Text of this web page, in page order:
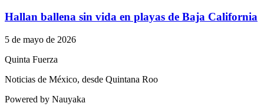
Hallan ballena sin vida en playas de Baja California
5 de mayo de 2026
Quinta Fuerza
Noticias de México, desde Quintana Roo
Powered by Nauyaka